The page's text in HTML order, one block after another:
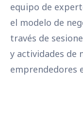
equipo de
el modelo de
través de
y actividades de
emprendedores